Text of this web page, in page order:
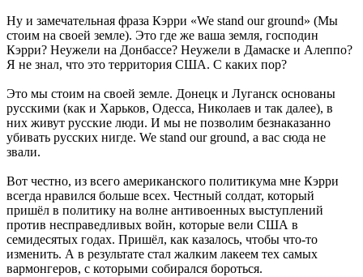
Ну и замечательная фраза Кэрри «We stand our ground» (Мы
стоим на своей земле). Это где же ваша земля, господин
Кэрри? Неужели на Донбассе? Неужели в Дамаске и Алеппо?
Я не знал, что это территория США. С каких пор?
Это мы стоим на своей земле. Донецк и Луганск основаны
русскими (как и Харьков, Одесса, Николаев и так далее), в
них живут русские люди. И мы не позволим безнаказанно
убивать русских нигде. We stand our ground, а вас сюда не
звали.
Вот честно, из всего американского политикума мне Кэрри
всегда нравился больше всех. Честный солдат, который
пришёл в политику на волне антивоенных выступлений
против несправедливых войн, которые вели США в
семидесятых годах. Пришёл, как казалось, чтобы что-то
изменить. А в результате стал жалким лакеем тех самых
вармонгеров, с которыми собирался бороться.